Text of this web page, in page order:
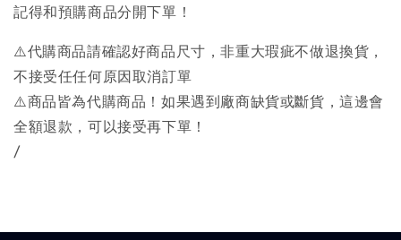
記得和預購商品分開下單！
⚠️代購商品請確認好商品尺寸，非重大瑕疵不做退換貨，
不接受任任何原因取消訂單
⚠️商品皆為代購商品！如果遇到廠商缺貨或斷貨，這邊會
全額退款，可以接受再下單！
/